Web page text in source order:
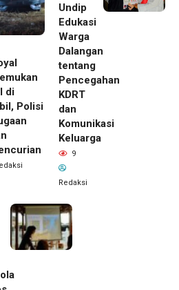
di
Polisi
Undip
Edukasi
Warga
Dalangan
tentang
Pencegahan
KDRT
dan
Komunikasi
Keluarga
9
Redaksi